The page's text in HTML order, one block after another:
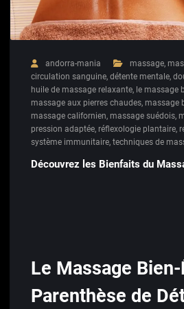
andorra-mania massage,
circulation sanguine, détente mentale,
huile de massage relaxante, le massage
massage aux pierres chaudes, massage
massage californien, massage suédois,
pression adaptée, réflexologie plantaire,
système immunitaire, techniques de
Découvrez les Bienfaits du
Le Massage
Parenthèse de